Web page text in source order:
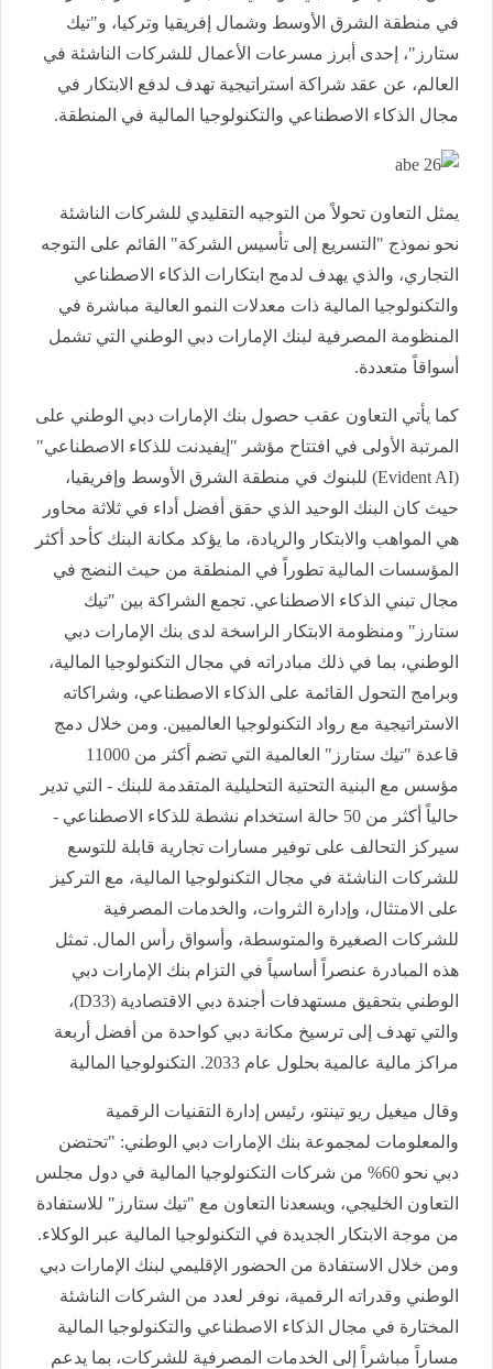
في منطقة الشرق الأوسط وشمال إفريقيا وتركيا، و"تيك
ستارز"، إحدى أبرز مسرعات الأعمال للشركات الناشئة في
العالم، عن عقد شراكة استراتيجية تهدف لدفع الابتكار في
مجال الذكاء الاصطناعي والتكنولوجيا المالية في المنطقة.
يمثل التعاون تحولاً من التوجيه التقليدي للشركات الناشئة
نحو نموذج "التسريع إلى تأسيس الشركة" القائم على التوجه
التجاري، والذي يهدف لدمج ابتكارات الذكاء الاصطناعي
والتكنولوجيا المالية ذات معدلات النمو العالية مباشرة في
المنظومة المصرفية لبنك الإمارات دبي الوطني التي تشمل
أسواقاً متعددة.
كما يأتي التعاون عقب حصول بنك الإمارات دبي الوطني على
المرتبة الأولى في افتتاح مؤشر "إيفيدنت للذكاء الاصطناعي"
(Evident AI) للبنوك في منطقة الشرق الأوسط وإفريقيا،
حيث كان البنك الوحيد الذي حقق أفضل أداء في ثلاثة محاور
هي المواهب والابتكار والريادة، ما يؤكد مكانة البنك كأحد أكثر
المؤسسات المالية تطوراً في المنطقة من حيث النضج في
مجال تبني الذكاء الاصطناعي. تجمع الشراكة بين "تيك
ستارز" ومنظومة الابتكار الراسخة لدى بنك الإمارات دبي
الوطني، بما في ذلك مبادراته في مجال التكنولوجيا المالية،
وبرامج التحول القائمة على الذكاء الاصطناعي، وشراكاته
الاستراتيجية مع رواد التكنولوجيا العالميين. ومن خلال دمج
قاعدة "تيك ستارز" العالمية التي تضم أكثر من 11000
مؤسس مع البنية التحتية التحليلية المتقدمة للبنك - التي تدير
حالياً أكثر من 50 حالة استخدام نشطة للذكاء الاصطناعي -
سيركز التحالف على توفير مسارات تجارية قابلة للتوسع
للشركات الناشئة في مجال التكنولوجيا المالية، مع التركيز
على الامتثال، وإدارة الثروات، والخدمات المصرفية
للشركات الصغيرة والمتوسطة، وأسواق رأس المال. تمثل
هذه المبادرة عنصراً أساسياً في التزام بنك الإمارات دبي
الوطني بتحقيق مستهدفات أجندة دبي الاقتصادية (D33)،
والتي تهدف إلى ترسيخ مكانة دبي كواحدة من أفضل أربعة
مراكز مالية عالمية بحلول عام 2033. التكنولوجيا المالية
وقال ميغيل ريو تينتو، رئيس إدارة التقنيات الرقمية
والمعلومات لمجموعة بنك الإمارات دبي الوطني: "تحتضن
دبي نحو 60% من شركات التكنولوجيا المالية في دول مجلس
التعاون الخليجي، ويسعدنا التعاون مع "تيك ستارز" للاستفادة
من موجة الابتكار الجديدة في التكنولوجيا المالية عبر الوكلاء.
ومن خلال الاستفادة من الحضور الإقليمي لبنك الإمارات دبي
الوطني وقدراته الرقمية، نوفر لعدد من الشركات الناشئة
المختارة في مجال الذكاء الاصطناعي والتكنولوجيا المالية
مساراً مباشراً إلى الخدمات المصرفية للشركات، بما يدعم